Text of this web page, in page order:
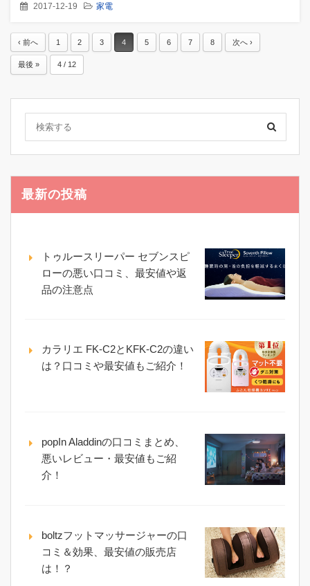
2017-12-19 家電
‹ 前へ 1 2 3 4 5 6 7 8 次へ ›
最後 » 4 / 12
最新の投稿
トゥルースリーパー セブンスピ
ローの悪い口コミ、最安値や返
品の注意点
カラリエ FK-C2とKFK-C2の違い
は？口コミや最安値もご紹介！
popIn Aladdinの口コミまとめ、
悪いレビュー・最安値もご紹
介！
boltzフットマッサージャーの口
コミ＆効果、最安値の販売店
は！？